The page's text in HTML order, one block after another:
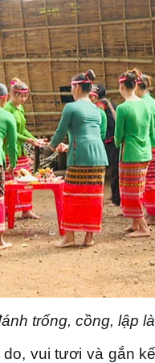
trống, cồng, lập
vui tươi và gắn